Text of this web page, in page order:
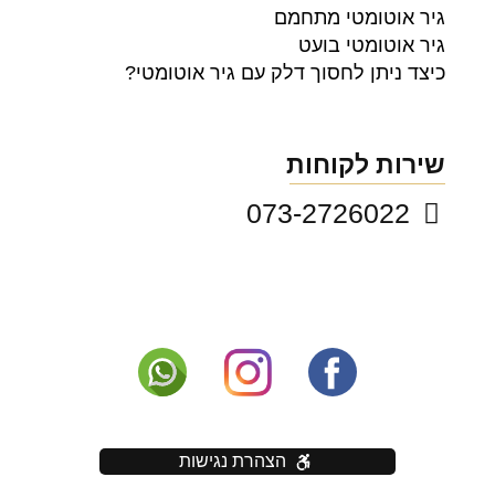
גיר אוטומטי מתחמם
גיר אוטומטי בועט
כיצד ניתן לחסוך דלק עם גיר אוטומטי?
שירות לקוחות
הצהרת נגישות